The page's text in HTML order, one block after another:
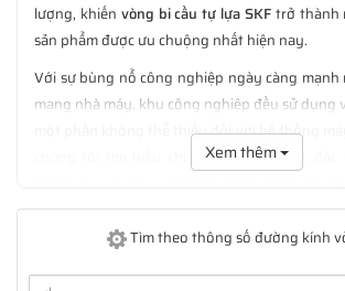
lượng, khiến vòng bi cầu tự lựa SKFtrở thành
sản phẩm được ưu chuộng nhất hiện nay.
Với sự bùng nổ công nghiệp ngày càng mạnh
mạng nhà máy, khu công nghiệp đều sử dụng
một phần không thể thiếu đối với hệ thống
chúng tôi tìm hiểu chi tiết hơn thiết kế, đặc
Vòng bi cầu 2 dãy tự lựa SKF được
chuyên dụng được thiết kế và sản xuất bởi
Xem thêm
Tìm theo thông số đường kính